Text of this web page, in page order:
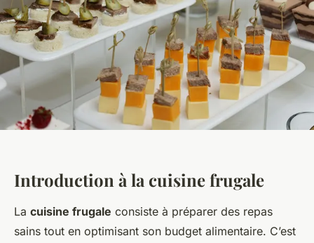
Introduction à la cuisine frugale
La cuisine frugale consiste à préparer des repas
sains tout en optimisant son budget alimentaire. C’est